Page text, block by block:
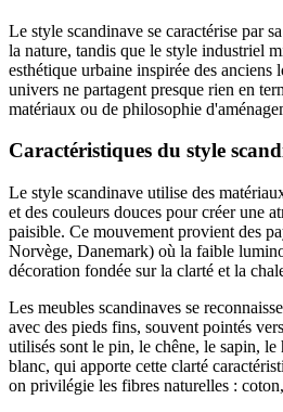
Le style scandinave se caractérise par
la nature, tandis que le style industriel
esthétique urbaine inspirée des
univers ne partagent presque rien en
matériaux ou de philosophie
Caractéristiques du style
Le style scandinave utilise des
et des couleurs douces pour créer une
paisible. Ce mouvement provient des
Norvège, Danemark) où la faible
décoration fondée sur la clarté et la
Les meubles scandinaves se
avec des pieds fins, souvent pointés
utilisés sont le pin, le chêne, le sapin, le
blanc, qui apporte cette clarté
on privilégie les fibres naturelles :